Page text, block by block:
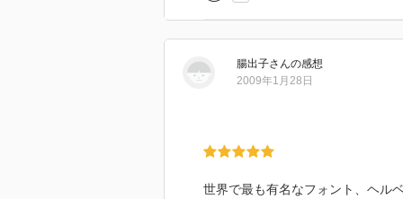
腸出子さんの感想
2009年1月28日
世界で最も有名なフォント、ヘル